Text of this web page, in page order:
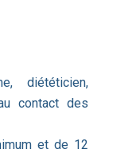
diététicien,
contact des
et de 12